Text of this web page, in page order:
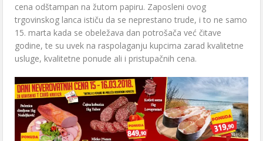
cena odštampan na žutom papiru. Zaposleni ovog
trgovinskog lanca ističu da se neprestano trude, i to ne samo
15. marta kada se obeležava dan potrošača već čitave
godine, te su uvek na raspolaganju kupcima zarad kvalitetne
usluge, kvalitetne ponude ali i pristupačnih cena.